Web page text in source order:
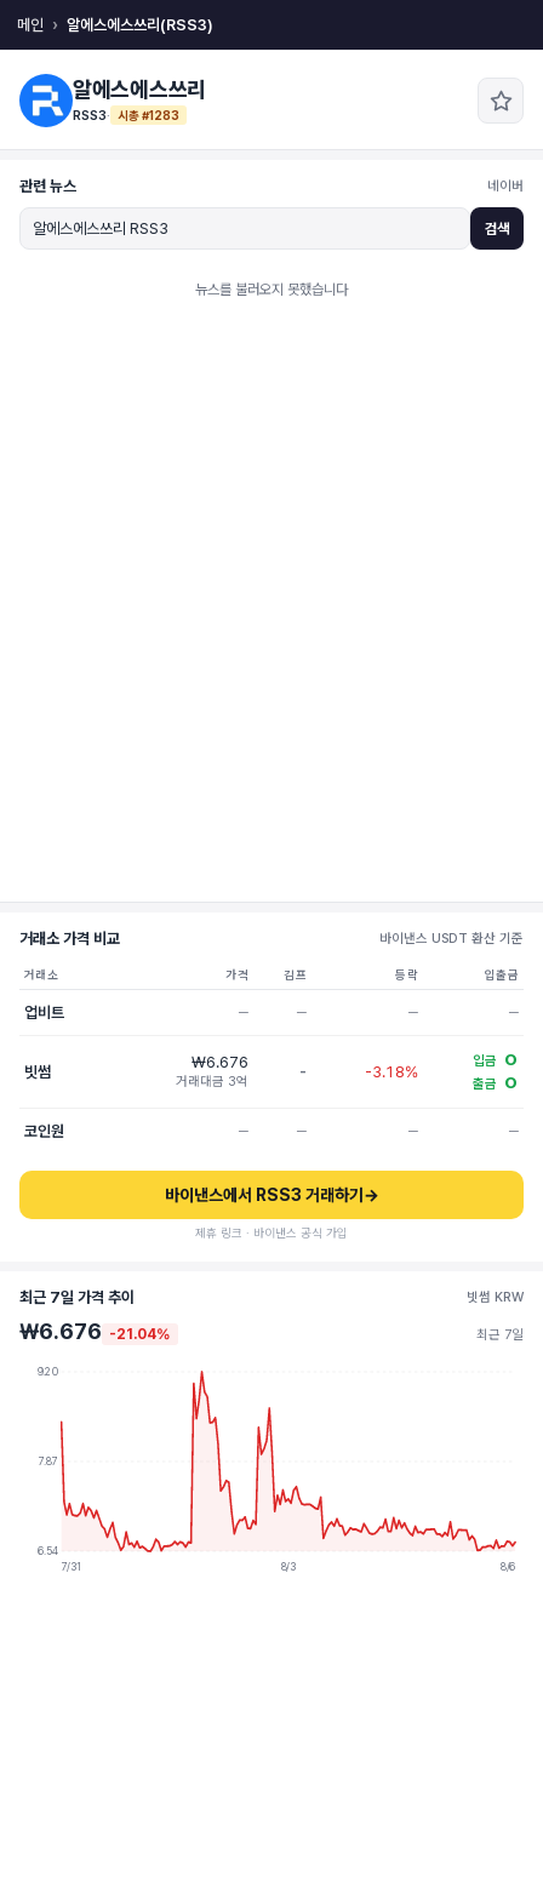
메인 알에스에스쓰리(RSS3)
알에스에스쓰리
RSS3· 시총 #1283
관련 뉴스 네이버
검색
뉴스를 불러오지 못했습니다
거래소 가격 비교 바이낸스 USDT 환산 기준
거래소 가격 김프 등락 입출금
업비트 ─ ─ ─ ─
빗썸
₩6.676
거래대금 3억
- -3.18%
입금 O
출금 O
코인원 ─ ─ ─ ─
바이낸스에서 RSS3 거래하기 →
제휴 링크 · 바이낸스 공식 가입
최근 7일 가격 추이 빗썸 KRW
₩6.676 -21.04% 최근 7일
9.20
7.87
6.54
7/31
8/3 8/6